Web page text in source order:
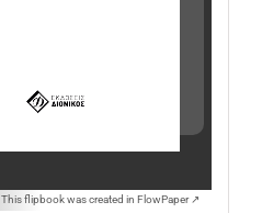
This flipbook was created in FlowPaper ↗